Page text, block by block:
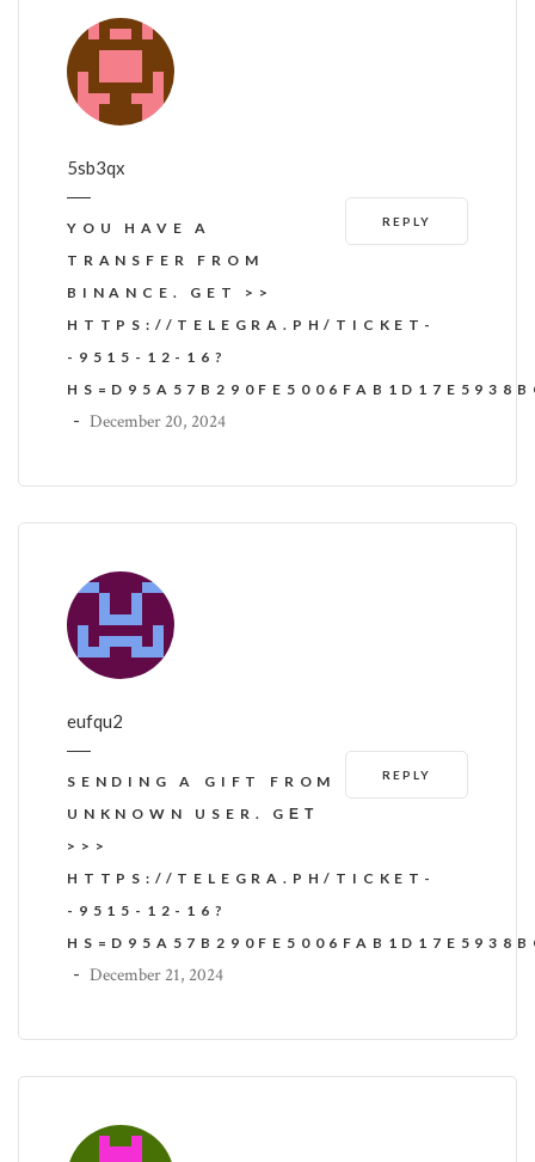
5sb3qx
REPLY
YOU HAVE A
TRANSFER FROM
BINANCE. GET >>
HTTPS://TELEGRA.PH/TICKET-
-9515-12-16?
- December 20, 2024
eufqu2
REPLY
SENDING A GIFT FROM
UNKNOWN USER. GЕТ
>>>
HTTPS://TELEGRA.PH/TICKET-
-9515-12-16?
- December 21, 2024